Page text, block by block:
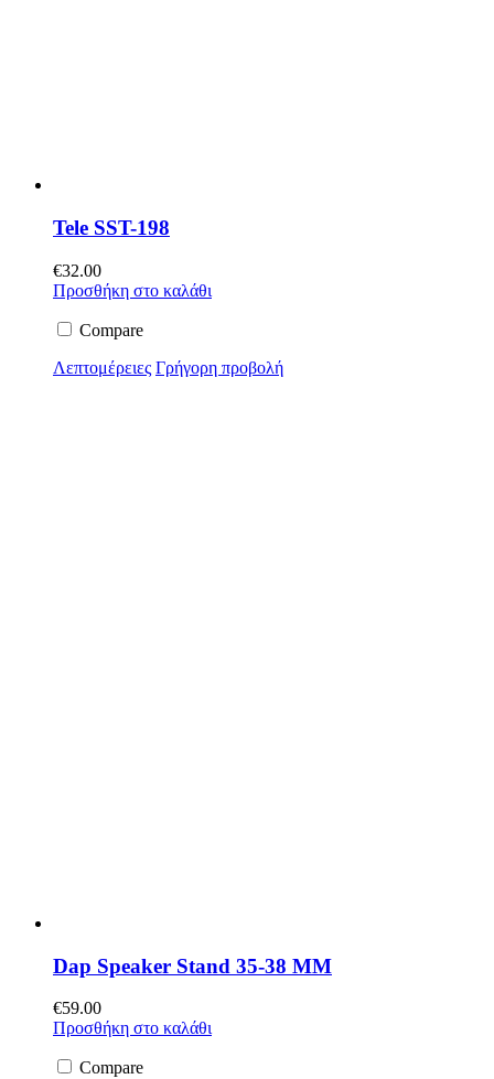
Tele SST-198
€32.00
Προσθήκη στο καλάθι
Compare
Λεπτομέρειες Γρήγορη προβολή
Dap Speaker Stand 35-38 MM
€59.00
Προσθήκη στο καλάθι
Compare